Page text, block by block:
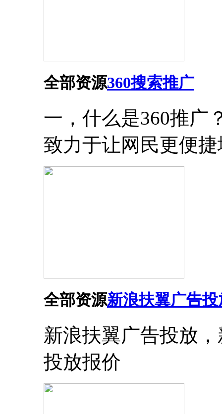
全部资源360搜索推广
一，什么是360推广
致力于让网民更便
全部资源新浪扶翼广告
新浪扶翼广告投放
投放报价